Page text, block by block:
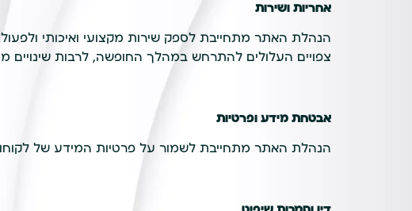
אחריות ושירות
הנהלת האתר מתחייבת לספק שירות מקצועי ואיכותי
צפויים העלולים להתרחש במהלך החופשה, לרבות שינויים
אבטחת מידע ופרטיות
הנהלת האתר מתחייבת לשמור על פרטיות המידע של